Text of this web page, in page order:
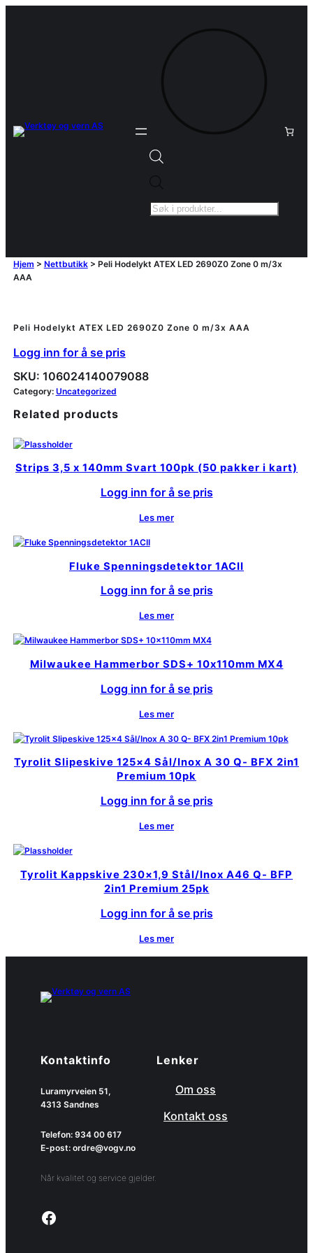
Products
Hjem > Nettbutikk> Peli Hodelykt ATEX LED 2690Z0 Zone 0 m/3x
AAA
Peli Hodelykt ATEX LED 2690Z0 Zone 0 m/3x AAA
Logg inn for å se pris
SKU: 106024140079088
Category: Uncategorized
Related products
Strips 3,5 x 140mm Svart 100pk (50 pakker i kart)
Logg inn for å se pris
Les mer
Fluke Spenningsdetektor 1ACII
Logg inn for å se pris
Les mer
Milwaukee Hammerbor SDS+ 10x110mm MX4
Logg inn for å se pris
Les mer
Tyrolit Slipeskive 125×4 Sål/Inox A 30 Q- BFX 2in1
Premium 10pk
Logg inn for å se pris
Les mer
Tyrolit Kappskive 230×1,9 Stål/Inox A46 Q- BFP
2in1 Premium 25pk
Logg inn for å se pris
Les mer
Kontaktinfo
Luramyrveien 51,
4313 Sandnes
Telefon: 934 00 617
E-post: ordre@vogv.no
Når kvalitet og service gjelder.
Link to facebook page
Lenker
Om oss
Kontakt oss